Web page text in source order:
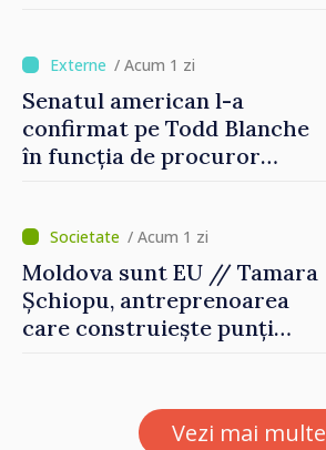
/ Acum 1 zi
Senatul american l-a
confirmat pe Todd Blanche
în funcția de procuror
/ Acum 1 zi
Moldova sunt EU // Tamara
Șchiopu, antreprenoarea
care construiește punți
Vezi mai multe